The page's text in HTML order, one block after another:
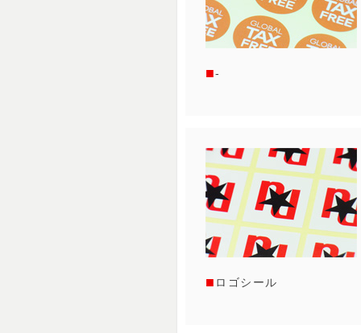
-
ロゴシール